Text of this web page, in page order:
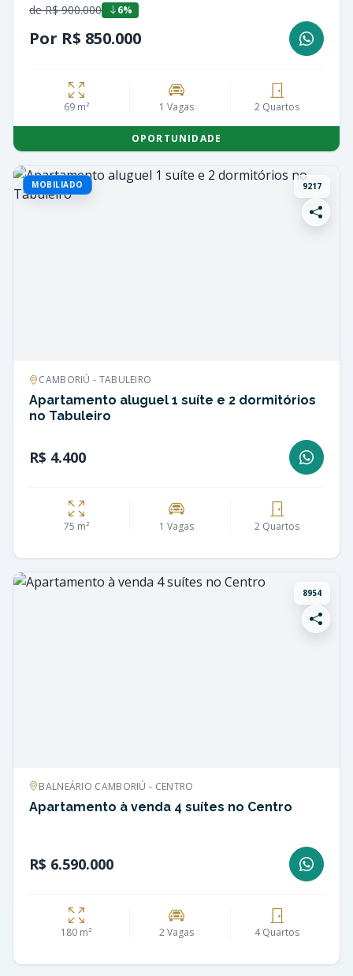
de R$ 900.000 6%
Por R$ 850.000
69 m² 1 Vagas 2 Quartos
OPORTUNIDADE
MOBILIADO 9217
CAMBORIÚ - TABULEIRO
Apartamento aluguel 1 suíte e 2 dormitórios
no Tabuleiro
R$ 4.400
75 m² 1 Vagas 2 Quartos
8954
BALNEÁRIO CAMBORIÚ - CENTRO
Apartamento à venda 4 suítes no Centro
R$ 6.590.000
180 m² 2 Vagas 4 Quartos